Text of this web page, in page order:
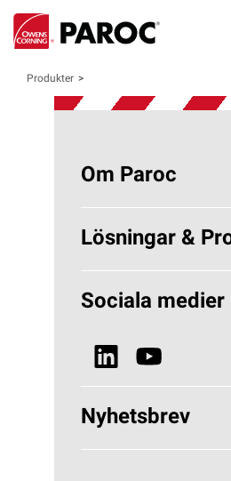
Produkter
Om Paroc
Om PAROC
Varför Stenull?
Hållbarhet
Nyheter & Media
Lösningar &
Lösningar
Sociala medier
Nyhetsbrev